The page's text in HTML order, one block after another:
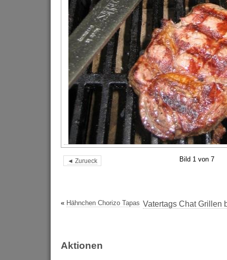
◄ Zurueck Bild 1 von 7
« Hähnchen Chorizo Tapas Vatertags Chat Grillen
Aktionen